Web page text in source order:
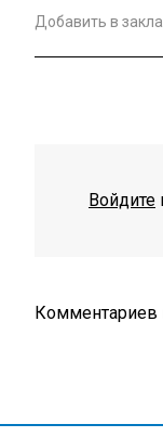
Добавить в
Войдите
Комментариев